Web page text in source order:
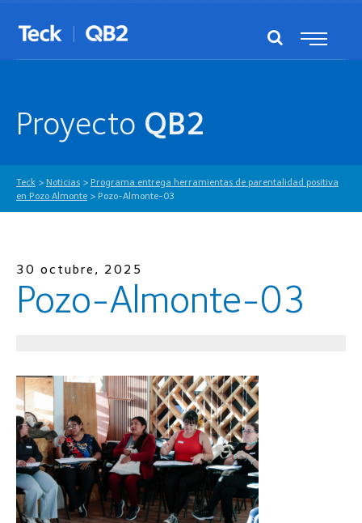
Proyecto QB2
Teck > Noticias > Programa entrega herramientas de parentalidad positiva
en Pozo Almonte > Pozo-Almonte-03
30 octubre, 2025
Pozo-Almonte-03